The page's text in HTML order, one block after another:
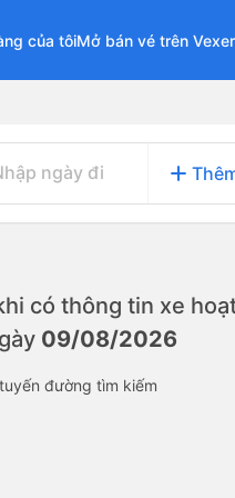
của tôiMở bán vé trên
ngày đi add
có thông tin xe
09/08/2026
đường tìm kiếm